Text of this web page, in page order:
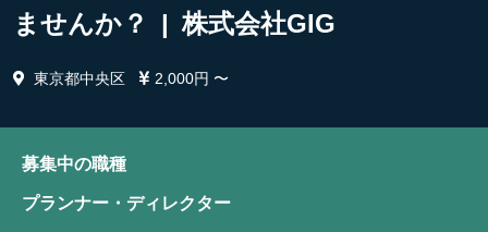
ませんか？ | 株式会社GIG
東京都中央区 2,000円 〜
募集中の職種
プランナー・ディレクター